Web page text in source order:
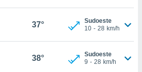
37°
Sudoeste
10 - 28 km/h
38°
Sudoeste
9 - 28 km/h